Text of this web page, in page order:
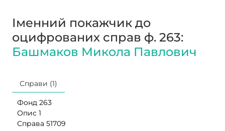
Іменний покажчик до
оцифрованих справ ф. 263:
Башмаков Микола Павлович
Справи (1)
Фонд 263
Опис 1
Справа 51709